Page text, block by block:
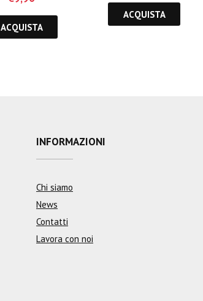
ACQUISTA
ACQUISTA
INFORMAZIONI
Chi siamo
News
Contatti
Lavora con noi